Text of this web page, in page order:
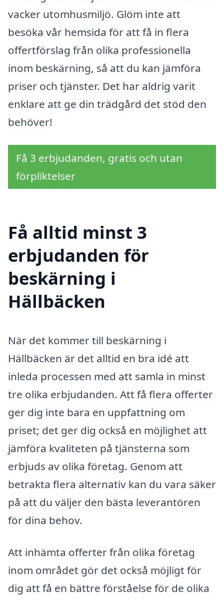
vacker utomhusmiljö. Glöm inte att
besöka vår hemsida för att få in flera
offertförslag från olika professionella
inom beskärning, så att du kan jämföra
priser och tjänster. Det har aldrig varit
enklare att ge din trädgård det stöd den
behöver!
Få 3 erbjudanden, gratis och utan
förpliktelser
Få alltid minst 3
erbjudanden för
beskärning i
Hällbäcken
När det kommer till beskärning i
Hällbäcken är det alltid en bra idé att
inleda processen med att samla in minst
tre olika erbjudanden. Att få flera offerter
ger dig inte bara en uppfattning om
priset; det ger dig också en möjlighet att
jämföra kvaliteten på tjänsterna som
erbjuds av olika företag. Genom att
betrakta flera alternativ kan du vara säker
på att du väljer den bästa leverantören
för dina behov.
Att inhämta offerter från olika företag
inom området gör det också möjligt för
dig att få en bättre förståelse för de olika